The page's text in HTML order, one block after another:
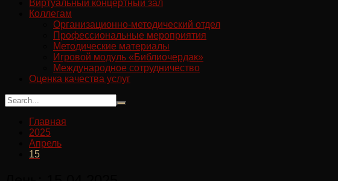
Виртуальный концертный зал
Коллегам
Организационно-методический отдел
Профессиональные мероприятия
Методические материалы
Игровой модуль «Библиочердак»
Международное сотрудничество
Оценка качества услуг
Главная
2025
Апрель
15